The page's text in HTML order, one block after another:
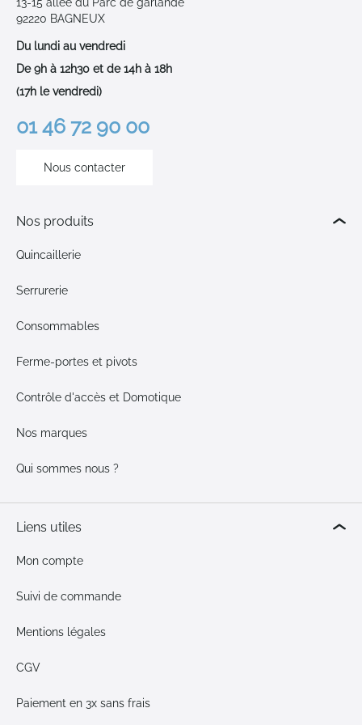
92220 BAGNEUX
Du lundi au vendredi
De 9h à 12h30 et de 14h à 18h
(17h le vendredi)
01 46 72 90 00
Nous contacter
Nos produits
Quincaillerie
Serrurerie
Consommables
Ferme-portes et pivots
Contrôle d'accès et Domotique
Nos marques
Qui sommes nous ?
Liens utiles
Mon compte
Suivi de commande
Mentions légales
CGV
Paiement en 3x sans frais